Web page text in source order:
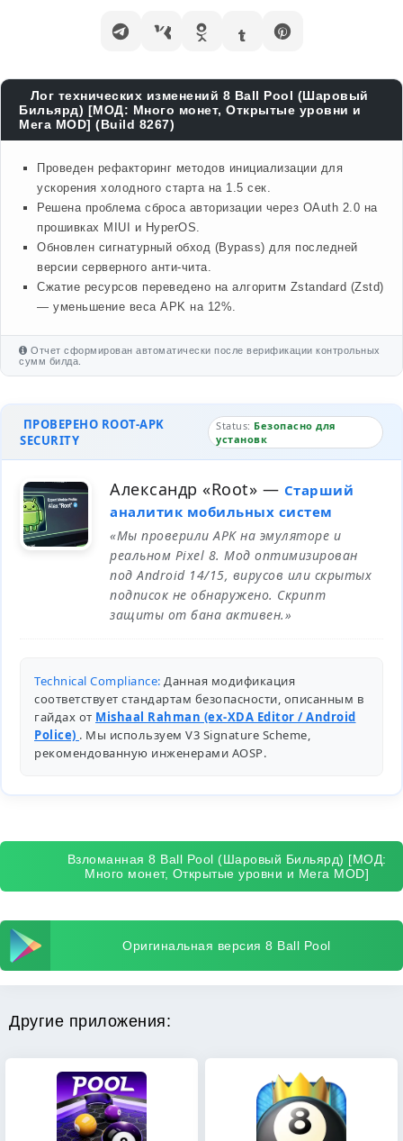
Лог технических изменений 8 Ball Pool (Шаровый
Бильярд) [МОД: Много монет, Открытые уровни и
Мега MOD] (Build 8267)
Проведен рефакторинг методов инициализации для
ускорения холодного старта на 1.5 сек.
Решена проблема сброса авторизации через OAuth 2.0 на
прошивках MIUI и HyperOS.
Обновлен сигнатурный обход (Bypass) для последней
версии серверного анти-чита.
Сжатие ресурсов переведено на алгоритм Zstandard (Zstd)
— уменьшение веса APK на 12%.
Отчет сформирован автоматически после верификации контрольных
сумм билда.
ПРОВЕРЕНО ROOT-APK
SECURITY
Status: Безопасно для
установк
Александр «Root» — Старший
аналитик мобильных систем
«Мы проверили APK на эмуляторе и
реальном Pixel 8. Мод оптимизирован
под Android 14/15, вирусов или скрытых
подписок не обнаружено. Скрипт
защиты от бана активен.»
Technical Compliance: Данная модификация
соответствует стандартам безопасности, описанным в
гайдах от Mishaal Rahman (ex-XDA Editor / Android
Police) . Мы используем V3 Signature Scheme,
рекомендованную инженерами AOSP.
Взломанная 8 Ball Pool (Шаровый Бильярд) [МОД:
Много монет, Открытые уровни и Мега MOD]
Оригинальная версия 8 Ball Pool
Другие приложения: